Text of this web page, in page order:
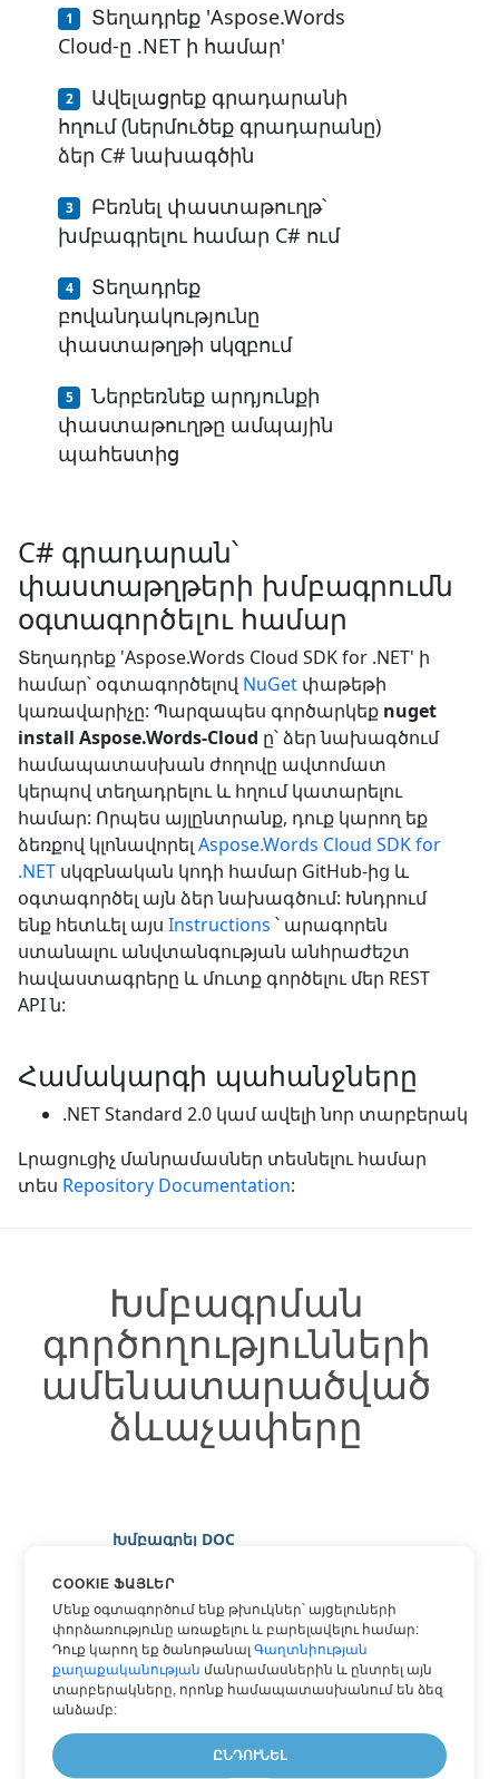
Տեղադրեք 'Aspose.Words
Cloud-ը .NET ի համար'
Ավելացրեք գրադարանի
հղում (ներմուծեք գրադարանը)
ձեր C# նախագծին
Բեռնել փաստաթուղթ՝
խմբագրելու համար C# ում
Տեղադրեք
բովանդակությունը
փաստաթղթի սկզբում
Ներբեռնեք արդյունքի
փաստաթուղթը ամպային
պահեստից
C# գրադարան՝
փաստաթղթերի խմբագրումն
օգտագործելու համար
Տեղադրեք 'Aspose.Words Cloud SDK for .NET' ի
համար՝ օգտագործելով NuGet փաթեթի
կառավարիչը: Պարզապես գործարկեք nuget
install Aspose.Words-Cloud ը՝ ձեր նախագծում
համապատասխան ժողովը ավտոմատ
կերպով տեղադրելու և հղում կատարելու
համար: Որպես այլընտրանք, դուք կարող եք
ձեռքով կլոնավորել Aspose.Words Cloud SDK for
.NET սկզբնական կոդի համար GitHub-ից և
օգտագործել այն ձեր նախագծում: Խնդրում
ենք հետևել այս Instructions ՝ արագորեն
ստանալու անվտանգության անհրաժեշտ
հավաստագրերը և մուտք գործելու մեր REST
API ն:
Համակարգի պահանջները
.NET Standard 2.0 կամ ավելի նոր տարբերակ
Լրացուցիչ մանրամասներ տեսնելու համար
տես Repository Documentation:
Խմբագրման
գործողությունների
ամենատարածված
ձևաչափերը
Խմբագրել DOC
Խմբագրել DOCX
Խմբագրել HTML
Խմբագրել MARKDOWN
Խմբագրել PDF
Խմբագրել TEXT
Խմբագրել WORD
COOKIE ՖԱՅԼԵՐ
Մենք օգտագործում ենք թխուկներ՝ այցելուների
փորձառությունը առաքելու և բարելավելու համար:
Դուք կարող եք ծանոթանալԳաղտնիության
քաղաքականության մանրամասներին և ընտրել այն
տարբերակները, որոնք համապատասխանում են ձեզ
անձամբ:
ԸՆԴՈՒՆԵԼ